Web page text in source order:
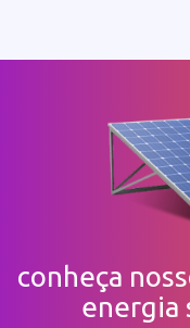
conheça
energia